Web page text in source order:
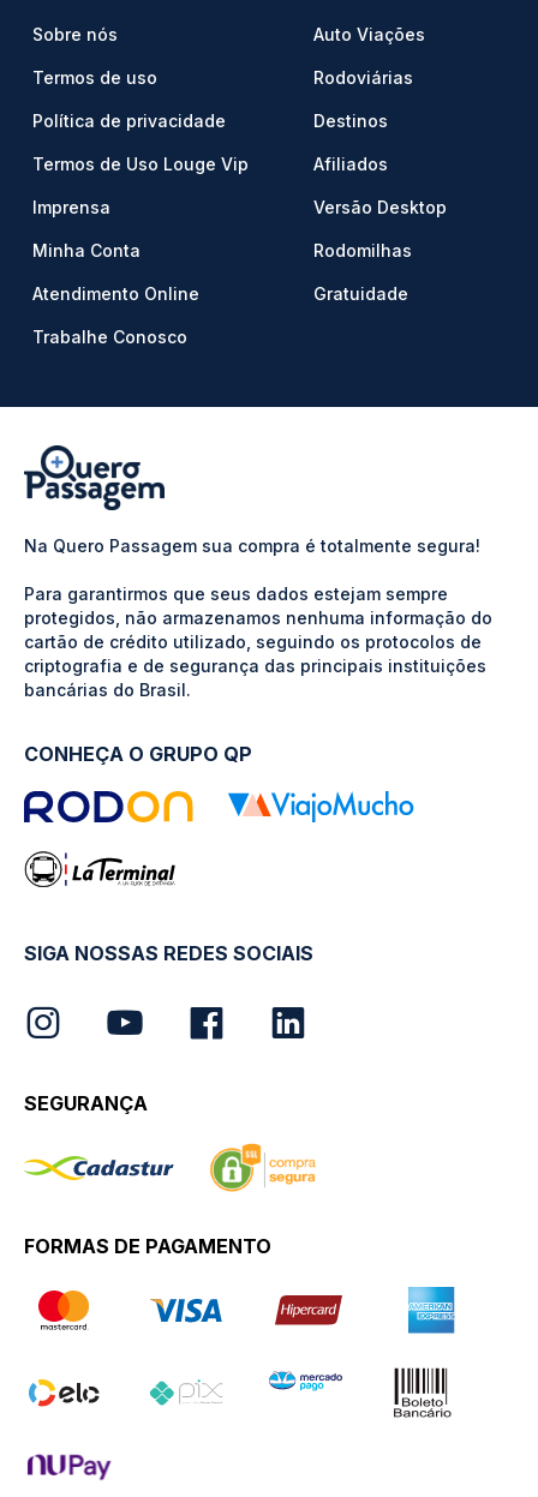
Sobre nós
Termos de uso
Política de privacidade
Termos de Uso Louge Vip
Imprensa
Minha Conta
Atendimento Online
Trabalhe Conosco
Auto Viações
Rodoviárias
Destinos
Afiliados
Versão Desktop
Rodomilhas
Gratuidade
Na Quero Passagem sua compra é totalmente segura!
Para garantirmos que seus dados estejam sempre
protegidos, não armazenamos nenhuma informação do
cartão de crédito utilizado, seguindo os protocolos de
criptografia e de segurança das principais instituições
bancárias do Brasil.
CONHEÇA O GRUPO QP
SIGA NOSSAS REDES SOCIAIS
SEGURANÇA
FORMAS DE PAGAMENTO